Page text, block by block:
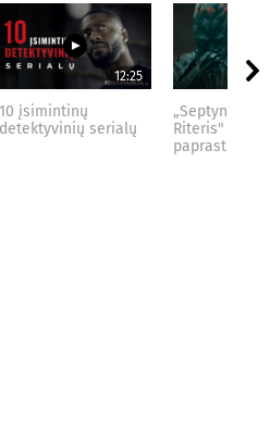
12:25
10 įsimintinų
detektyvinių serialų
„Septynių
Riteris" – kai
paprastumas